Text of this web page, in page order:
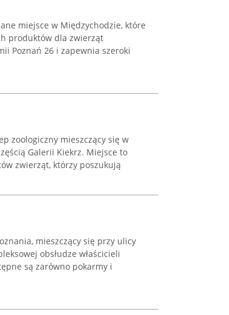
miejsce w Międzychodzie, które
produktów dla zwierząt
Poznań 26 i zapewnia szeroki
zoologiczny mieszczący się w
Galerii Kiekrz. Miejsce to
zwierząt, którzy poszukują
mieszczący się przy ulicy
obsłudze właścicieli
są zarówno pokarmy i